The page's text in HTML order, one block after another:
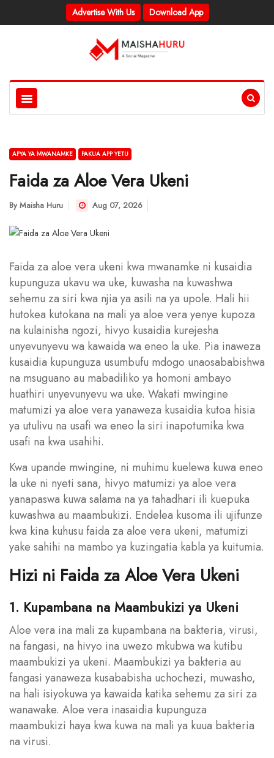
Advertise With Us Download App
AFYA YA MWANAMKE PAKUA APP YETU
Faida za Aloe Vera Ukeni
By Maisha Huru Aug 07, 2026
Faida za aloe vera ukeni kwa mwanamke ni kusaidia
kupunguza ukavu wa uke, kuwasha na kuwashwa
sehemu za siri kwa njia ya asili na ya upole. Hali hii
hutokea kutokana na mali ya aloe vera yenye kupoza
na kulainisha ngozi, hivyo kusaidia kurejesha
unyevunyevu wa kawaida wa eneo la uke. Pia inaweza
kusaidia kupunguza usumbufu mdogo unaosababishwa
na msuguano au mabadiliko ya homoni ambayo
huathiri unyevunyevu wa uke. Wakati mwingine
matumizi ya aloe vera yanaweza kusaidia kutoa hisia
ya utulivu na usafi wa eneo la siri inapotumika kwa
usafi na kwa usahihi.
Kwa upande mwingine, ni muhimu kuelewa kuwa eneo
la uke ni nyeti sana, hivyo matumizi ya aloe vera
yanapaswa kuwa salama na ya tahadhari ili kuepuka
kuwashwa au maambukizi. Endelea kusoma ili ujifunze
kwa kina kuhusu faida za aloe vera ukeni, matumizi
yake sahihi na mambo ya kuzingatia kabla ya kuitumia.
Hizi ni Faida za Aloe Vera Ukeni
1. Kupambana na Maambukizi ya Ukeni
Aloe vera ina mali za kupambana na bakteria, virusi,
na fangasi, na hivyo ina uwezo mkubwa wa kutibu
maambukizi ya ukeni. Maambukizi ya bakteria au
fangasi yanaweza kusababisha uchochezi, muwasho,
na hali isiyokuwa ya kawaida katika sehemu za siri za
wanawake. Aloe vera inasaidia kupunguza
maambukizi haya kwa kuwa na mali ya kuua bakteria
na virusi.